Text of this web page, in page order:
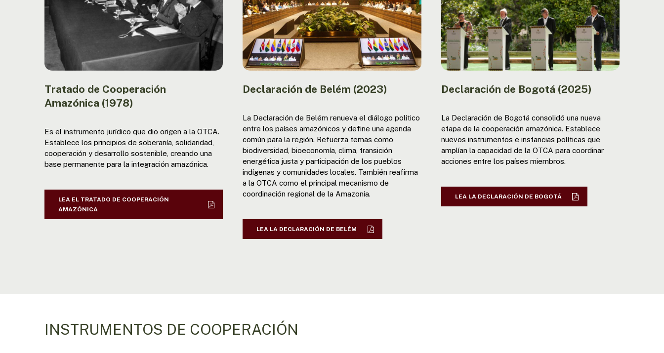
Tratado de Cooperación
Amazónica (1978)
Es el instrumento jurídico que dio origen a la OTCA.
Establece los principios de soberanía, solidaridad,
cooperación y desarrollo sostenible, creando una
base permanente para la integración amazónica.
LEA EL TRATADO DE COOPERACIÓN
AMAZÓNICA
Declaración de Belém (2023)
La Declaración de Belém renueva el diálogo político
entre los países amazónicos y define una agenda
común para la región. Refuerza temas como
biodiversidad, bioeconomía, clima, transición
energética justa y participación de los pueblos
indígenas y comunidades locales. También reafirma
a la OTCA como el principal mecanismo de
coordinación regional de la Amazonía.
LEA LA DECLARACIÓN DE BELÉM
Declaración de Bogotá (2025)
La Declaración de Bogotá consolidó una nueva
etapa de la cooperación amazónica. Establece
nuevos instrumentos e instancias políticas que
amplían la capacidad de la OTCA para coordinar
acciones entre los países miembros.
LEA LA DECLARACIÓN DE BOGOTÁ
INSTRUMENTOS DE COOPERACIÓN